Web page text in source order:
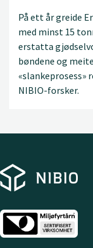
På ett år greide
med minst 15
erstatta
bøndene og
«slankeprosess»
NIBIO-forsker.